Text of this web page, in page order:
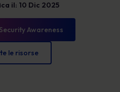
il: 10 Dic 2025
Awareness
le risorse